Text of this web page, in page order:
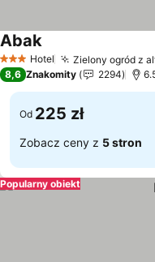
3 Kategoria
Hotel Zielony ogród z
AbakWyświetl ceny
8,6 Znakomity 2294
Od 225 zł
Zobacz ceny z 5 stron
Popularny obiekt